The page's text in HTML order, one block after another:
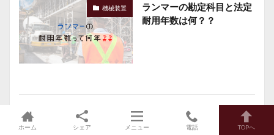
機械装置
ランマーの勘定科目と法定
耐用年数は何？？
コメントを書く
メールアドレスが公開されることはありません。 ※が付いている欄は
ホーム シェア メニュー 電話 TOPへ